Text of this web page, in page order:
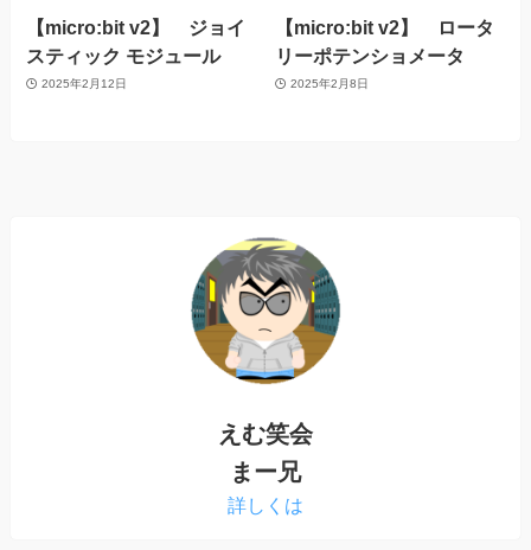
【micro:bit v2】 ジョイ
スティック モジュール
2025年2月12日
【micro:bit v2】 ロータ
リーポテンショメータ
2025年2月8日
えむ笑会
まー兄
詳しくは